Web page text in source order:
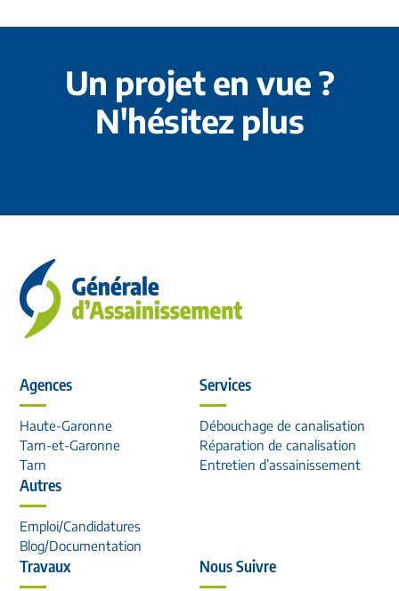
Un projet en vue ?
N'hésitez plus
Agences
Haute-Garonne
Tarn-et-Garonne
Tarn
Autres
Emploi/Candidatures
Blog/Documentation
Services
Débouchage de canalisation
Réparation de canalisation
Entretien d’assainissement
Travaux Nous Suivre